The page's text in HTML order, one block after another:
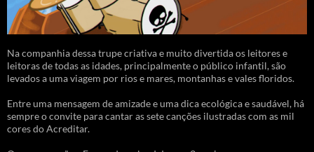
Na companhia dessa trupe criativa e muito divertida os leitores e
leitoras de todas as idades, principalmente o público infantil, são
levados a uma viagem por rios e mares, montanhas e vales floridos.
Entre uma mensagem de amizade e uma dica ecológica e saudável, há
sempre o convite para cantar as sete canções ilustradas com as mil
cores do Acreditar.